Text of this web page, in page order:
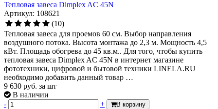
Тепловая завеса Dimplex AC 45N
Артикул: 108621
(10)
Тепловая завеса для проемов 60 см. Выбор направления
воздушного потока. Высота монтажа до 2,3 м. Мощность 4,5
кВт. Площадь обогрева до 45 кв.м.. Для того, чтобы купить
тепловая завеса Dimplex AC 45N в интернет магазине
фототехники, цифровой и бытовой техники LINELA.RU
необходимо добавить данный товар …
9 630 руб. за шт
В наличии
-
+ В корзину